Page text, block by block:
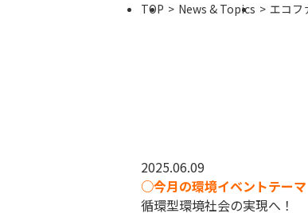
TOP News & Topics エコフ
2025.06.09
○今月の環境イベントテーマ
循環型環境社会の実現へ！